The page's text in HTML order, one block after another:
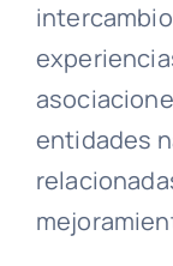
entidades